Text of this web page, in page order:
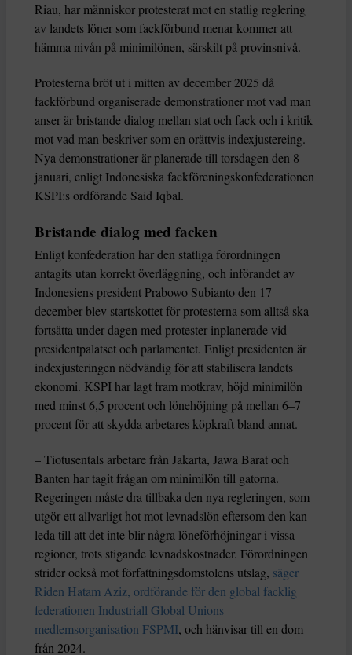
Riau, har människor protesterat mot en statlig reglering
av landets löner som fackförbund menar kommer att
hämma nivån på minimilönen, särskilt på provinsnivå.
Protesterna bröt ut i mitten av december 2025 då
fackförbund organiserade demonstrationer mot vad man
anser är bristande dialog mellan stat och fack och i kritik
mot vad man beskriver som en orättvis indexjustereing.
Nya demonstrationer är planerade till torsdagen den 8
januari, enligt Indonesiska fackföreningskonfederationen
KSPI:s ordförande Said Iqbal.
Bristande dialog med facken
Enligt konfederation har den statliga förordningen
antagits utan korrekt överläggning, och införandet av
Indonesiens president Prabowo Subianto den 17
december blev startskottet för protesterna som alltså ska
fortsätta under dagen med protester inplanerade vid
presidentpalatset och parlamentet. Enligt presidenten är
indexjusteringen nödvändig för att stabilisera landets
ekonomi. KSPI har lagt fram motkrav, höjd minimilön
med minst 6,5 procent och lönehöjning på mellan 6–7
procent för att skydda arbetares köpkraft bland annat.
– Tiotusentals arbetare från Jakarta, Jawa Barat och
Banten har tagit frågan om minimilön till gatorna.
Regeringen måste dra tillbaka den nya regleringen, som
utgör ett allvarligt hot mot levnadslön eftersom den kan
leda till att det inte blir några löneförhöjningar i vissa
regioner, trots stigande levnadskostnader. Förordningen
strider också mot författningsdomstolens utslag, säger
Riden Hatam Aziz, ordförande för den global facklig
federationen Industriall Global Unions
medlemsorganisation FSPMI, och hänvisar till en dom
från 2024.